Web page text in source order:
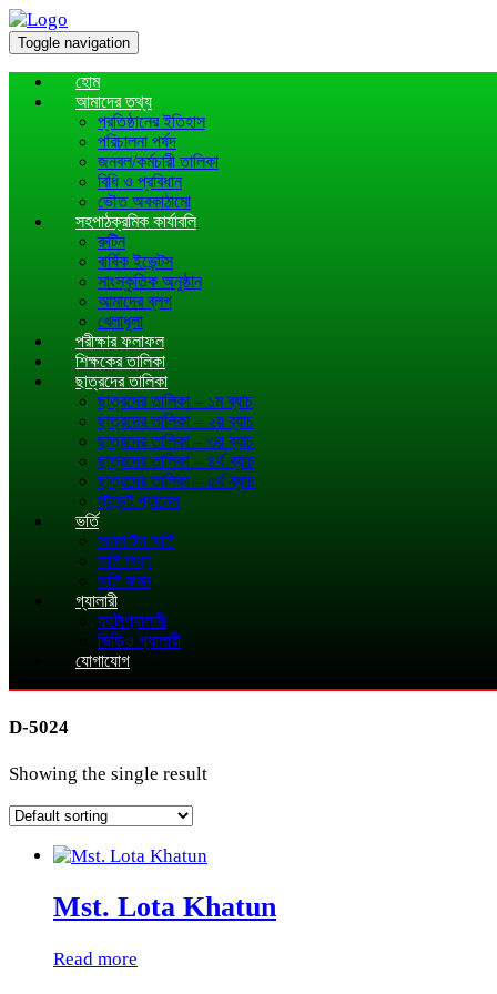
Toggle navigation
হোম
আমাদের তথ্য
প্রতিষ্ঠানের ইতিহাস
পরিচালনা পর্ষদ
জনবল/কর্মচারী তালিকা
বিধি ও প্রবিধান
ভৌত অবকাঠামো
সহপাঠক্রমিক কার্যাবলি
রুটিন
বার্ষিক ইভেন্টস
সাংস্কৃতিক অনুষ্ঠান
আমাদের ব্লগ
খেলাধূলা
পরীক্ষার ফলাফল
শিক্ষকের তালিকা
ছাত্রদের তালিকা
ছাত্রদের তালিকা – ১ম ব্যাচ
ছাত্রদের তালিকা – ২য় ব্যাচ
ছাত্রদের তালিকা – ৩য় ব্যাচ
ছাত্রদের তালিকা – ৪র্থ ব্যাচ
ছাত্রদের তালিকা – ৫র্থ ব্যাচ
স্টুডেন্ট প্যানেল
ভর্তি
অনলাইন ভর্তি
ভর্তি তথ্য
ভর্তি ফরম
গ্যালারী
ফটোগ্যালারী
ভিডিও গ্যালারী
যোগাযোগ
D-5024
Showing the single result
Mst. Lota Khatun
Read more